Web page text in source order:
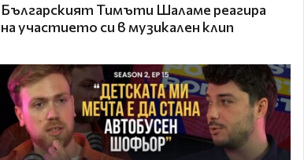
Българският Тимъти Шаламе реагира
на участието си в музикален клип